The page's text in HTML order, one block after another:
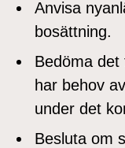
Anvisa
bosättning.
Bedöma det
har behov
under det
Besluta om